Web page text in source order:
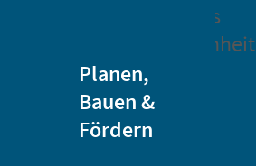
Heidenauer
Musiknacht
Heidenaus
Vergangenheit
Planen,
Bauen &
Fördern